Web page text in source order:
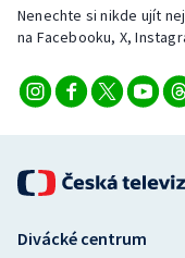
Nenechte si nikde ujít
na Facebooku, X,
Divácké centrum